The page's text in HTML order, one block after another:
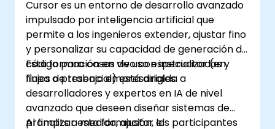
Cursor es un entorno de desarrollo avanzado
impulsado por inteligencia artificial que
permite a los ingenieros extender, ajustar fino
y personalizar su capacidad de generación de
código para casos de uso especializados y
flujos de trabajo empresariales.
Esta formación en vivo con instructor (en
línea o presencial) está dirigida a
desarrolladores y expertos en IA de nivel
avanzado que deseen diseñar sistemas de
prompts a medida, ajustar el
Al finalizar esta formación, los participantes